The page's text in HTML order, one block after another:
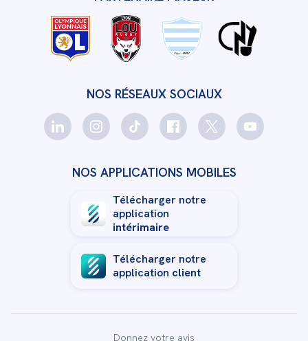
NOS RÉSEAUX SOCIAUX
NOS APPLICATIONS MOBILES
Télécharger notre
application
intérimaire
Télécharger notre
application client
Donnez votre avis